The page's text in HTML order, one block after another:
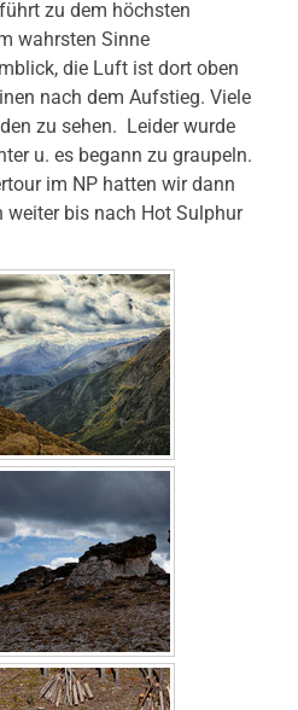
zu dem höchsten
wahrsten Sinne
die Luft ist dort oben
nach dem Aufstieg. Viele
zu sehen. Leider wurde
u. es begann zu graupeln.
im NP hatten wir dann
weiter bis nach Hot Sulphur